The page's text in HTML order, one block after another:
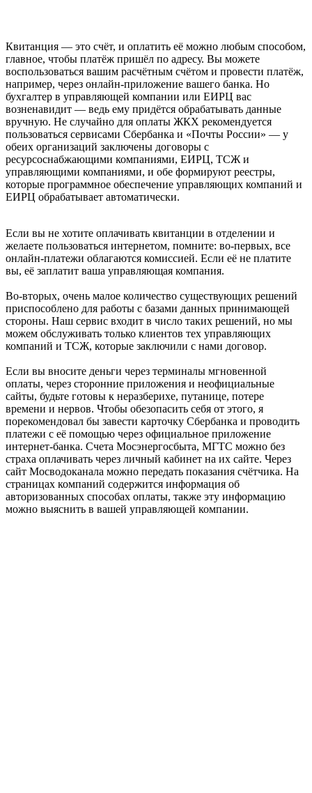
Квитанция — это счёт, и оплатить её можно любым способом,
главное, чтобы платёж пришёл по адресу. Вы можете
воспользоваться вашим расчётным счётом и провести платёж,
например, через онлайн-приложение вашего банка. Но
бухгалтер в управляющей компании или ЕИРЦ вас
возненавидит — ведь ему придётся обрабатывать данные
вручную. Не случайно для оплаты ЖКХ рекомендуется
пользоваться сервисами Сбербанка и «Почты России» — у
обеих организаций заключены договоры с
ресурсоснабжающими компаниями, ЕИРЦ, ТСЖ и
управляющими компаниями, и обе формируют реестры,
которые программное обеспечение управляющих компаний и
ЕИРЦ обрабатывает автоматически.
Если вы не хотите оплачивать квитанции в отделении и
желаете пользоваться интернетом, помните: во-первых, все
онлайн-платежи облагаются комиссией. Если её не платите
вы, её заплатит ваша управляющая компания.
Во-вторых, очень малое количество существующих решений
приспособлено для работы с базами данных принимающей
стороны. Наш сервис входит в число таких решений, но мы
можем обслуживать только клиентов тех управляющих
компаний и ТСЖ, которые заключили с нами договор.
Если вы вносите деньги через терминалы мгновенной
оплаты, через сторонние приложения и неофициальные
сайты, будьте готовы к неразберихе, путанице, потере
времени и нервов. Чтобы обезопасить себя от этого, я
порекомендовал бы завести карточку Сбербанка и проводить
платежи с её помощью через официальное приложение
интернет-банка. Счета Мосэнергосбыта, МГТС можно без
страха оплачивать через личный кабинет на их сайте. Через
сайт Мосводоканала можно передать показания счётчика. На
страницах компаний содержится информация об
авторизованных способах оплаты, также эту информацию
можно выяснить в вашей управляющей компании.